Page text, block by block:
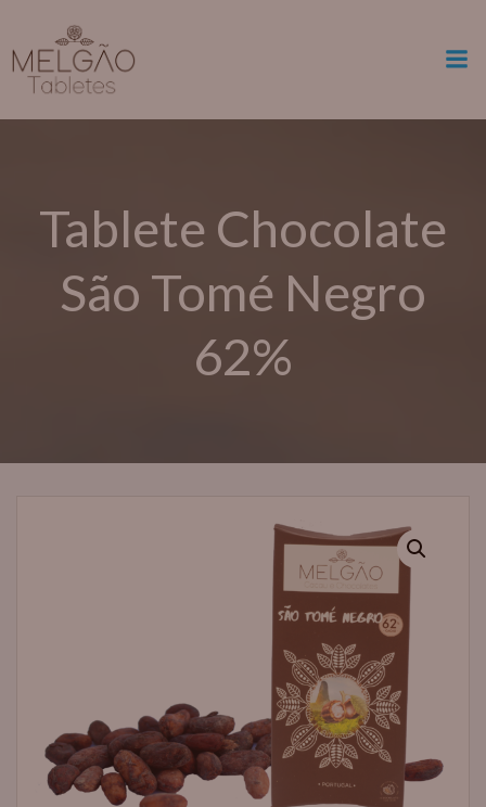
content
Tablete Chocolate
São Tomé Negro
62%